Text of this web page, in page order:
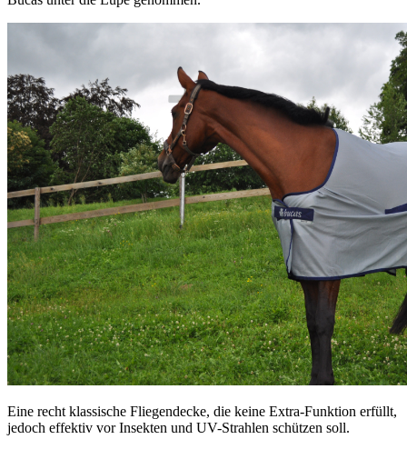
Eine recht klassische Fliegendecke, die keine Extra-Funktion erfüllt,
jedoch effektiv vor Insekten und UV-Strahlen schützen soll.